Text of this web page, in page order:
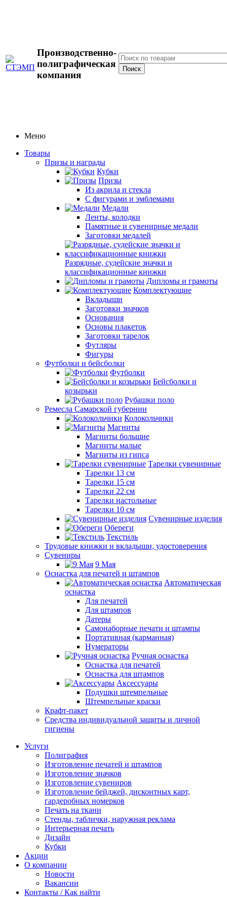
Производственно-
полиграфическая
компания
Меню
Товары
Призы и награды
Кубки
Призы
Из акрила и стекла
С фигурами и эмблемами
Медали
Ленты, колодки
Памятные и сувенирные медали
Заготовки медалей
Разрядные, судейские значки и
классификационные книжки
Дипломы и грамоты
Комплектующие
Вкладыши
Заготовки значков
Основания
Основы плакеток
Заготовки тарелок
Футляры
Фигуры
Футболки и бейсболки
Футболки
Бейсболки и
козырьки
Рубашки поло
Ремесла Самарской губернии
Колокольчики
Магниты
Магниты большие
Магниты малые
Магниты из гипса
Тарелки сувенирные
Тарелки 13 см
Тарелки 15 см
Тарелки 22 см
Тарелки настольные
Тарелки 10 см
Сувенирные изделия
Обереги
Текстиль
Трудовые книжки и вкладыши, удостоверения
Сувениры
9 Мая
Оснастка для печатей и штампов
Автоматическая
оснастка
Для печатей
Для штампов
Датеры
Самонаборные печати и штампы
Портативная (карманная)
Нумераторы
Ручная оснастка
Оснастка для печатей
Оснастка для штампов
Аксессуары
Подушки штемпельные
Штемпельные краски
Крафт-пакет
Средства индивидуальной защиты и личной
гигиены
Услуги
Полиграфия
Изготовление печатей и штампов
Изготовление значков
Изготовление сувениров
Изготовление бейджей, дисконтных карт,
гардеробных номерков
Печать на ткани
Стенды, таблички, наружная реклама
Интерьерная печать
Дизайн
Кубки
Акции
О компании
Новости
Вакансии
Контакты / Как найти